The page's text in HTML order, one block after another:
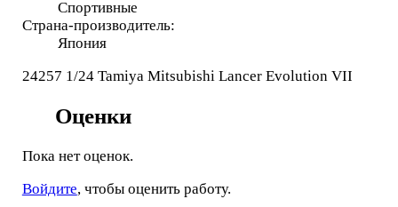
Спортивные
Страна-производитель:
Япония
24257 1/24 Tamiya Mitsubishi Lancer Evolution VII
Оценки
Пока нет оценок.
Войдите, чтобы оценить работу.